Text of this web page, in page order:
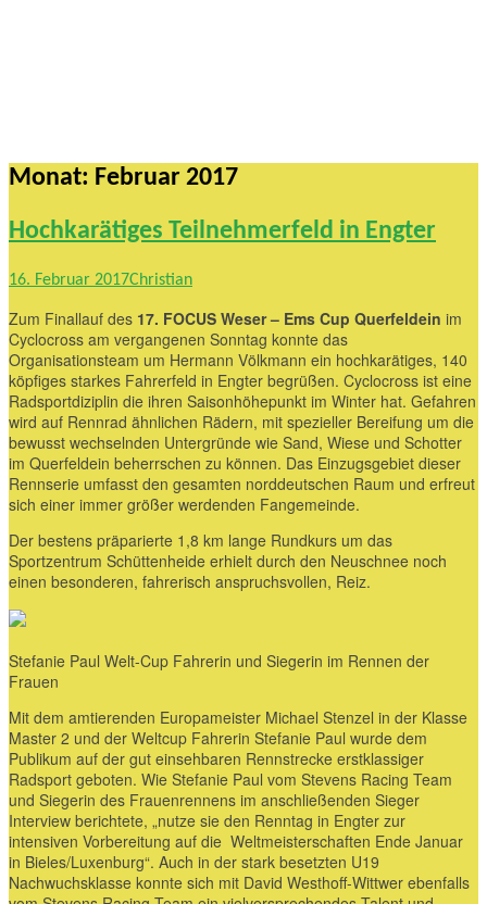
Monat: Februar 2017
Hochkarätiges Teilnehmerfeld in Engter
16. Februar 2017Christian
Zum Finallauf des 17. FOCUS Weser – Ems Cup Querfeldein im
Cyclocross am vergangenen Sonntag konnte das
Organisationsteam um Hermann Völkmann ein hochkarätiges, 140
köpfiges starkes Fahrerfeld in Engter begrüßen. Cyclocross ist eine
Radsportdiziplin die ihren Saisonhöhepunkt im Winter hat. Gefahren
wird auf Rennrad ähnlichen Rädern, mit spezieller Bereifung um die
bewusst wechselnden Untergründe wie Sand, Wiese und Schotter
im Querfeldein beherrschen zu können. Das Einzugsgebiet dieser
Rennserie umfasst den gesamten norddeutschen Raum und erfreut
sich einer immer größer werdenden Fangemeinde.
Der bestens präparierte 1,8 km lange Rundkurs um das
Sportzentrum Schüttenheide erhielt durch den Neuschnee noch
einen besonderen, fahrerisch anspruchsvollen, Reiz.
Stefanie Paul Welt-Cup Fahrerin und Siegerin im Rennen der
Frauen
Mit dem amtierenden Europameister Michael Stenzel in der Klasse
Master 2 und der Weltcup Fahrerin Stefanie Paul wurde dem
Publikum auf der gut einsehbaren Rennstrecke erstklassiger
Radsport geboten. Wie Stefanie Paul vom Stevens Racing Team
und Siegerin des Frauenrennens im anschließenden Sieger
Interview berichtete, „nutze sie den Renntag in Engter zur
intensiven Vorbereitung auf die Weltmeisterschaften Ende Januar
in Bieles/Luxenburg“. Auch in der stark besetzten U19
Nachwuchsklasse konnte sich mit David Westhoff-Wittwer ebenfalls